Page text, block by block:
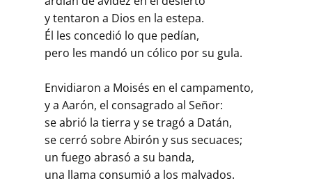
y tentaron a Dios en la estepa.
Él les concedió lo que pedían,
pero les mandó un cólico por su gula.
Envidiaron a Moisés en el campamento,
y a Aarón, el consagrado al Señor:
se abrió la tierra y se tragó a Datán,
se cerró sobre Abirón y sus secuaces;
un fuego abrasó a su banda,
una llama consumió a los malvados.